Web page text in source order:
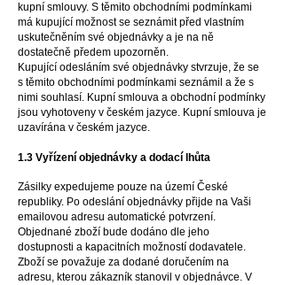
kupní smlouvy. S těmito obchodními podmínkami
má kupující možnost se seznámit před vlastním
uskutečněním své objednávky a je na ně
dostatečně předem upozorněn.
Kupující odesláním své objednávky stvrzuje, že se
s těmito obchodními podmínkami seznámil a že s
nimi souhlasí. Kupní smlouva a obchodní podmínky
jsou vyhotoveny v českém jazyce. Kupní smlouva je
uzavírána v českém jazyce.
1.3 Vyřízení objednávky a dodací lhůta
Zásilky expedujeme pouze na území České
republiky. Po odeslání objednávky přijde na Vaši
emailovou adresu automatické potvrzení.
Objednané zboží bude dodáno dle jeho
dostupnosti a kapacitních možností dodavatele.
Zboží se považuje za dodané doručením na
adresu, kterou zákazník stanovil v objednávce. V